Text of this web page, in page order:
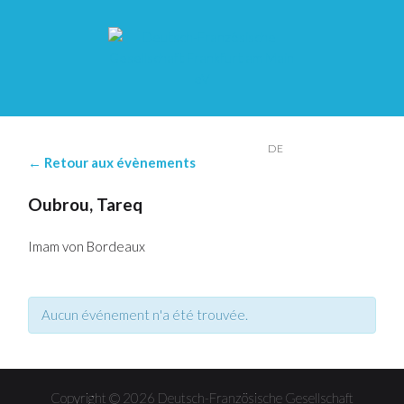
DE
← Retour aux évènements
Oubrou, Tareq
Imam von Bordeaux
Aucun événement n'a été trouvée.
Copyright © 2026 Deutsch-Französische Gesellschaft